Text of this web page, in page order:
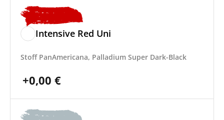
Intensive Red Uni
Stoff PanAmericana, Palladium Super Dark-Black
+0,00 €